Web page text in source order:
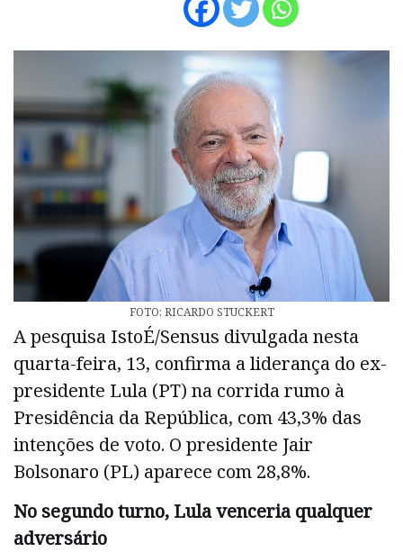
FOTO: RICARDO STUCKERT
A pesquisa IstoÉ/Sensus divulgada nesta
quarta-feira, 13, confirma a liderança do ex-
presidente Lula (PT) na corrida rumo à
Presidência da República, com 43,3% das
intenções de voto. O presidente Jair
Bolsonaro (PL) aparece com 28,8%.
No segundo turno, Lula venceria qualquer
adversário